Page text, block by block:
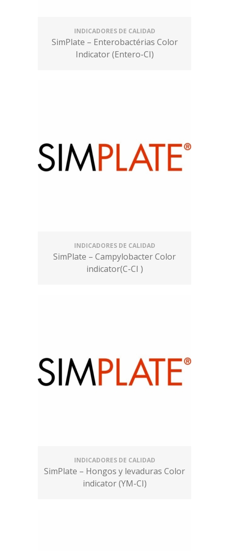
INDICADORES DE CALIDAD
SimPlate – Enterobactérias Color
Indicator (Entero-CI)
INDICADORES DE CALIDAD
SimPlate – Campylobacter Color
indicator(C-CI )
INDICADORES DE CALIDAD
SimPlate – Hongos y levaduras Color
indicator (YM-CI)